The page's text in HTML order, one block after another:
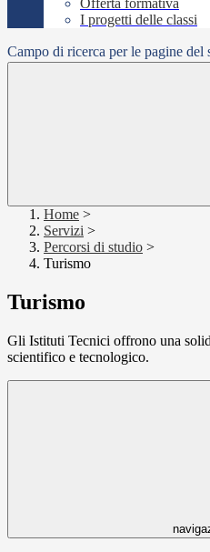
Offerta formativa
I progetti delle classi
Campo di ricerca per le pagine del
Home >
Servizi >
Percorsi di studio >
Turismo
Turismo
Gli Istituti Tecnici offrono una
scientifico e tecnologico.